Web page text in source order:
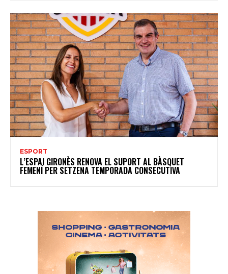
ESPORT
L’ESPAI GIRONÈS RENOVA EL SUPORT AL BÀSQUET
FEMENÍ PER SETZENA TEMPORADA CONSECUTIVA